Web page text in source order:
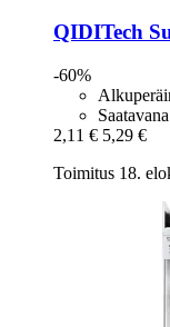
QIDITech
-60%
2,11 € 5,29 €
Toimitus 18.